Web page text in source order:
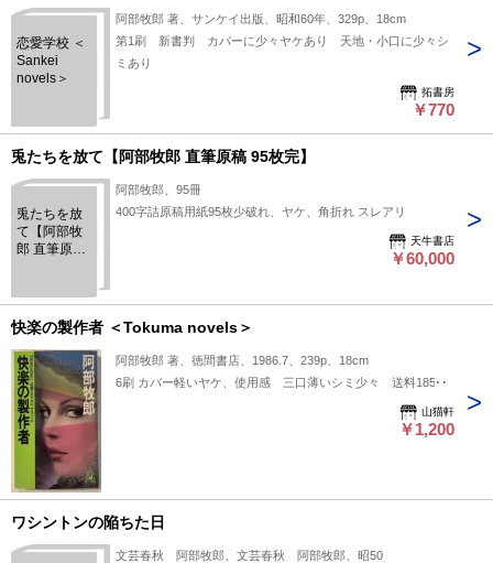
恋愛学校 ＜
Sankei
novels＞
阿部牧郎 著、サンケイ出版、昭和60年、329p、18cm
第1刷 新書判 カバーに少々ヤケあり 天地・小口に少々シ
ミあり
拓書房
￥770
兎たちを放て【阿部牧郎 直筆原稿 95枚完】
兎たちを放
て【阿部牧
郎 直筆原稿
阿部牧郎、95冊
400字詰原稿用紙95枚少破れ、ヤケ、角折れ スレアリ
天牛書店
￥60,000
快楽の製作者 ＜Tokuma novels＞
阿部牧郎 著、徳間書店、1986.7、239p、18cm
6刷 カバー軽いヤケ、使用感 三口薄いシミ少々 送料185円
山猫軒
￥1,200
ワシントンの陥ちた日
文芸春秋 阿部牧郎、文芸春秋 阿部牧郎、昭50